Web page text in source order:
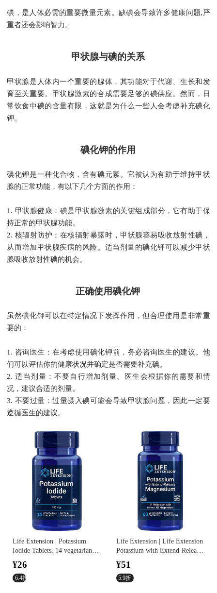
碘，是人体必需的重要微量元素。缺碘会导致许多健康问题,严
重者还会影响智力。
甲状腺与碘的关系
甲状腺是人体内一个重要的腺体，其功能对于代谢、生长和发
育至关重要。甲状腺激素的合成需要足够的碘供应。然而，日
常饮食中碘的含量有限，这就是为什么一些人会考虑补充碘化
碘化钾的作用
碘化钾是一种化合物，含有碘元素。它被认为有助于维持甲状
腺的正常功能，有以下几个方面的作用：
1. 甲状腺健康：碘是甲状腺激素的关键组成部分，它有助于保
持正常的甲状腺功能。
2. 核辐射防护：在核辐射暴露时，甲状腺容易吸收放射性碘，
从而增加甲状腺疾病的风险。适当剂量的碘化钾可以减少甲状
腺吸收放射性碘的机会。
正确使用碘化钾
虽然碘化钾可以在特定情况下发挥作用，但合理使用是非常重
要的：
1. 咨询医生：在考虑使用碘化钾前，务必咨询医生的建议。他
们可以评估你的健康状况并确定是否需要补充碘。
2. 适当剂量：不要自行增加剂量。医生会根据你的需要和情
况，建议合适的剂量。
3. 不要过量：过量摄入碘可能会导致甲状腺问题，因此一定要
Life Extension | Potassium
Iodide Tablets, 14 vegetarian
vegetarian tablets), Life
Extension
¥26
6.4折
Life Extension | Life Extension
Potassium with Extend-Release
Vegetarian)
¥51
5.9折